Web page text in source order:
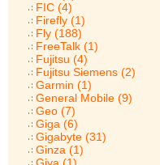
FIC (4)
Firefly (1)
Fly (188)
FreeTalk (1)
Fujitsu (4)
Fujitsu Siemens (2)
Garmin (1)
General Mobile (9)
Geo (7)
Giga (6)
Gigabyte (31)
Ginza (1)